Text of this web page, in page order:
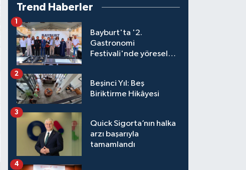
Trend Haberler
Bayburt'ta '2.
Gastronomi
Festivali'nde yöresel
1
Beşinci Yıl: Beş
Biriktirme Hikâyesi
2
Quick Sigorta’nın halka
arzı başarıyla
tamamlandı
3
4